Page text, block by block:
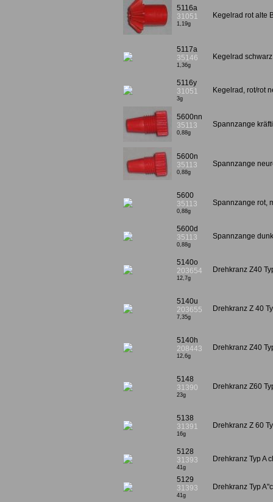
5116a
31051
1,19g
Kegelrad rot alte
5117a
35146
1,36g
Kegelrad
5116y
31051
3g
Kegelrad, rot/rot
5600nn
35113
0,88g
Spannzange
5600n
35113
0,88g
Spannzange
5600
35113
0,88g
Spannzange rot,
5600d
35113
0,88g
Spannzange
5140o
203654
12,7g
Drehkranz Z40
5140u
203655
7,35g
Drehkranz Z 40
5140h
208443
12,6g
Drehkranz Z40
5148
31390
23g
Drehkranz Z60
5138
31391
16g
Drehkranz Z 60
5128
31393
41g
Drehkranz Typ A
5129
31393
41g
Drehkranz Typ